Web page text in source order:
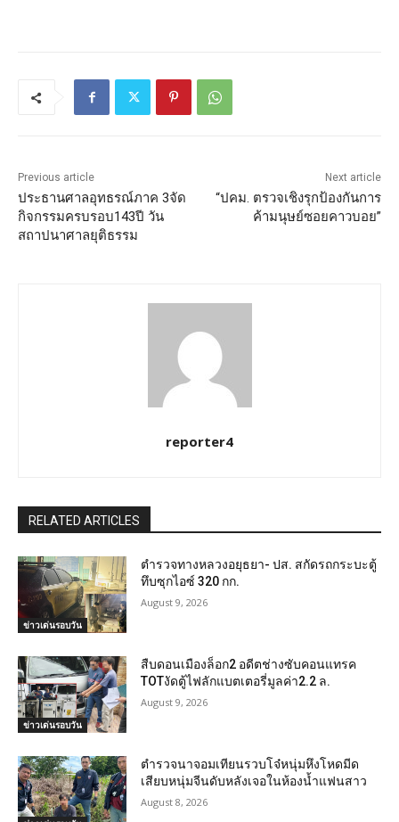
Previous article
ประธานศาลอุทธรณ์ภาค 3จัด
กิจกรรมครบรอบ143ปี วัน
สถาปนาศาลยุติธรรม
Next article
“ปคม. ตรวจเชิงรุกป้องกันการ
ค้ามนุษย์ซอยคาวบอย”
reporter4
RELATED ARTICLES
ข่าวเด่นรอบวัน
ตำรวจทางหลวงอยุธยา- ปส. สกัดรถกระบะตู้
ทึบซุกไอซ์ 320 กก.
August 9, 2026
ข่าวเด่นรอบวัน
สืบดอนเมืองล็อก2 อดีตช่างซับคอนแทรค
TOTงัดตู้ไฟลักแบตเตอรี่มูลค่า2.2 ล.
August 9, 2026
ตำรวจนาจอมเทียนรวบโจ๋หนุ่มหึงโหดมีด
เสียบหนุ่มจีนดับหลังเจอในห้องน้ำแฟนสาว
August 8, 2026